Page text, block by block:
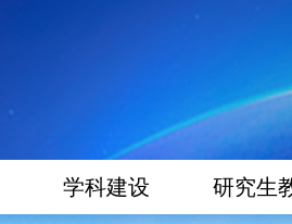
学科建设 研究生